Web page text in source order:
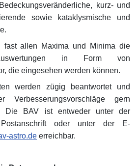
kurz- und
sowie kataklysmische und
fast allen Maxima und Minima die
in Form von
die eingesehen werden können.
werden zügig beantwortet und
Verbesserungsvorschläge gern
Die BAV ist entweder unter der
oder unter der E-
astro.de erreichbar.